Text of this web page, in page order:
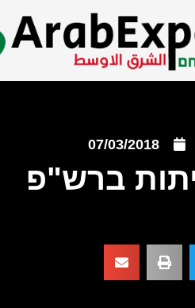
07/03/2018
ברש"פ